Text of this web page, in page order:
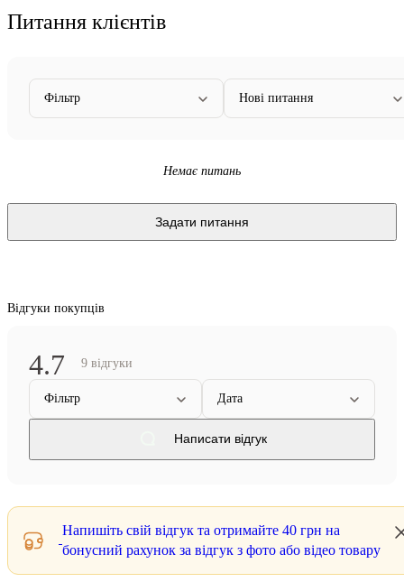
Питання клієнтів
Фільтр Нові питання
Немає питань
Задати питання
Відгуки покупців
4.7 9 відгуки
Фільтр Дата
Написати відгук
Напишіть свій відгук та отримайте 40 грн на
бонусний рахунок за відгук з фото або відео товару